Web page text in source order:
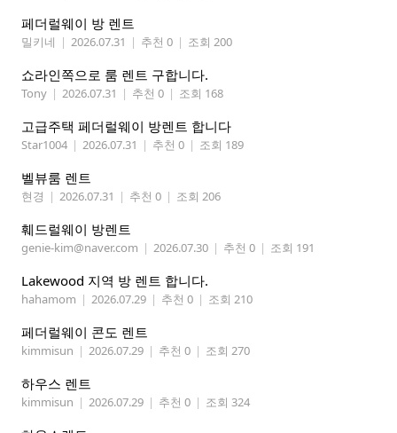
페더럴웨이 방 렌트
밀키네 | 2026.07.31 | 추천 0 | 조회 200
쇼라인쪽으로 룸 렌트 구합니다.
Tony | 2026.07.31 | 추천 0 | 조회 168
고급주택 페더럴웨이 방렌트 합니다
Star1004 | 2026.07.31 | 추천 0 | 조회 189
벨뷰룸 렌트
현경 | 2026.07.31 | 추천 0 | 조회 206
훼드럴웨이 방렌트
genie-kim@naver.com | 2026.07.30 | 추천 0 | 조회 191
Lakewood 지역 방 렌트 합니다.
hahamom | 2026.07.29 | 추천 0 | 조회 210
페더럴웨이 콘도 렌트
kimmisun | 2026.07.29 | 추천 0 | 조회 270
하우스 렌트
kimmisun | 2026.07.29 | 추천 0 | 조회 324